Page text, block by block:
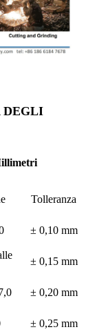
DEGLI
Tolleranza
± 0,10 mm
± 0,15 mm
± 0,20 mm
± 0,25 mm